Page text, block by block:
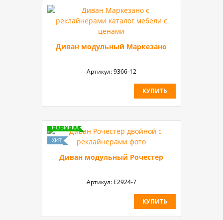
Диван модульный Маркезано
Артикул:9366-12
КУПИТЬ
Диван модульный Рочестер
Артикул: Е2924-7
КУПИТЬ